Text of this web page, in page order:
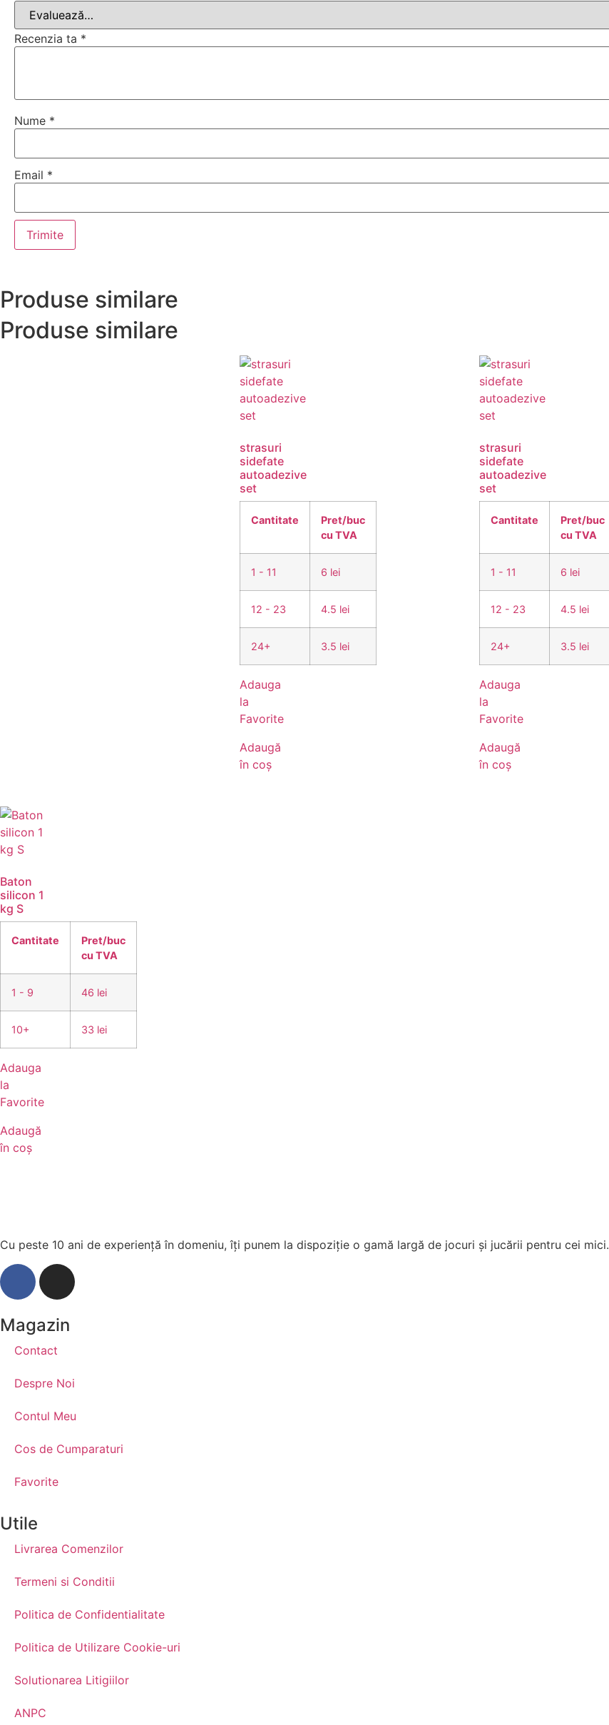
Recenzia ta *
Nume *
Email *
Produse similare
Produse similare
strasuri
sidefate
autoadezive
set
Cantitate
Pret/buc
cu TVA
1 - 11 6 lei
12 - 23 4.5 lei
24+ 3.5 lei
Adauga
la
Favorite
Adaugă
în coș
strasuri
sidefate
autoadezive
set
Cantitate
Pret/buc
cu TVA
1 - 11 6 lei
12 - 23 4.5 lei
24+ 3.5 lei
Adauga
la
Favorite
Adaugă
în coș
Baton
silicon 1
kg S
Cantitate
Pret/buc
cu TVA
1 - 9 46 lei
10+ 33 lei
Adauga
la
Favorite
Adaugă
în coș
Cu peste 10 ani de experiență în domeniu, îți punem la dispoziție o gamă largă de jocuri și jucării pentru cei mici.
Magazin
Contact
Despre Noi
Contul Meu
Cos de Cumparaturi
Favorite
Utile
Livrarea Comenzilor
Termeni si Conditii
Politica de Confidentialitate
Politica de Utilizare Cookie-uri
Solutionarea Litigiilor
ANPC